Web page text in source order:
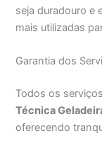
seja duradouro e
mais utilizadas
Garantia dos
Todos os
Técnica
oferecendo